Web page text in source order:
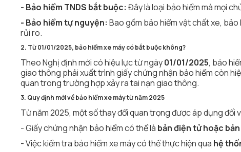
- Bảo hiểm TNDS bắt buộc: Đây là loại bảo hiểm mà mọi
- Bảo hiểm tự nguyện: Bao gồm bảo hiểm vật chất xe,
rủi ro.
2. Từ 01/01/2025, bảo hiểm xe máy có bắt buộc không?
Theo Nghị định mới có hiệu lực từ ngày01/01/2025, bảo
giao thông phải xuất trình giấy chứng nhận bảo hiểm còn
quan trong trường hợp xảy ra tai nạn giao thông.
3. Quy định mới về bảo hiểm xe máy từ năm 2025
Từ năm 2025, một số thay đổi quan trọng được áp dụng đối
- Giấy chứng nhận bảo hiểm có thể là bản điện tử hoặc
- Việc kiểm tra bảo hiểm xe máy có thể thực hiện qua hệ